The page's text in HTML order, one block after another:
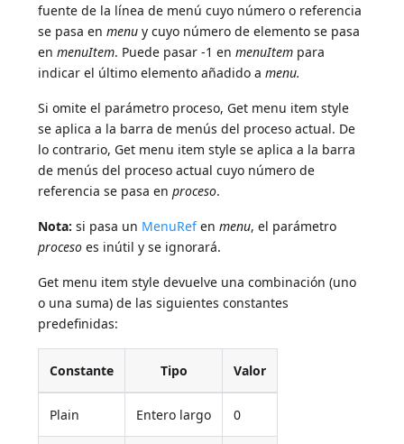
fuente de la línea de menú cuyo número o referencia
se pasa enmenu y cuyo número de elemento se pasa
enmenuItem. Puede pasar -1 enmenuItem para
indicar el último elemento añadido amenu.
Si omite el parámetro proceso, Get menu item style
se aplica a la barra de menús del proceso actual. De
lo contrario, Get menu item style se aplica a la barra
de menús del proceso actual cuyo número de
referencia se pasa enproceso.
Nota: si pasa un MenuRefenmenu, el parámetro
proceso es inútil y se ignorará.
Get menu item style devuelve una combinación (uno
o una suma) de las siguientes constantes
predefinidas:
Constante Tipo Valor
Plain Entero largo 0